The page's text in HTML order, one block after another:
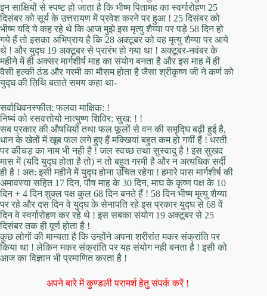
इन साक्षियों से स्पष्ट हो जाता है कि भीष्म पितामह का स्वर्गारोहण 25
दिसंबर को सूर्य के उत्तरायण में प्रवेश करने पर हुआ ! 25 दिसंबर को
भीष्म यदि ये कह रहे थे कि आज मुझे इस मृत्यु शैय्या पर पड़े 58 दिन हो
गये हैं तो इसका अभिप्राय है कि 28 अक्टूबर को वह मृत्यु शैय्या पर आये
थे ! और युद्घ 19 अक्टूबर से प्रारंभ हो गया था ! अक्टूबर-नवंबर के
महीने में ही अक्सर मार्गशीर्ष माह का संयोग बनता है और इस माह में ही
वैसी हल्की ठंड और गरमी का मौसम होता है जैसा श्रीकृष्ण जी ने कर्ण को
युद्घ की तिथि बताते समय कहा था-
सर्वाधिवनस्फीत: फलवा माक्षिक: !
निष्यं को रसवत्तोयो नात्युष्ण शिविर: सुख: ! !
सब प्रकार की औषधियों तथा फल फूलों से वन की समृद्घि बढ़ी हुई है,
धान के खेतों में खूब फल लगे हुए हैं मक्खियां बहुत कम हो गयीं हैं ! धरती
पर कीचड़ का नाम भी नही है ! जल स्वच्छ तथा सुस्वादु है ! इस सुखद
मास में (यदि युद्घ होता है तो) न तो बहुत गरमी है और न अत्यधिक सर्दी
ही है ! अत: इसी महीने में युद्घ होना उचित रहेगा ! हमारे पास मार्गशीर्ष की
अमावस्या सहित 17 दिन, पौष माह के 30 दिन, माघ के कृष्ण पक्ष के 10
दिन + 4 दिन शुक्ल पक्ष कुल 68 दिन बनते हैं ! 58 दिन भीष्म मृत्यु शैय्या
पर रहे और दस दिन वे युद्घ के सेनापति रहे इस प्रकार युद्घ से 68 वें
दिन वे स्वर्गारोहण कर रहे थे ! इस सबका संयोग 19 अक्टूबर से 25
दिसंबर तक ही पूर्ण होता है !
कुछ लोगों की मान्यता है कि उन्होंने अपना शरीरांत मकर संक्रांति पर
किया था ! लेकिन मकर संक्रांति पर यह संयोग नही बनता है ! इसी को
आज का विज्ञान भी प्रमाणित करता है !
अपने बारे में कुण्डली परामर्श हेतु संपर्क करें !